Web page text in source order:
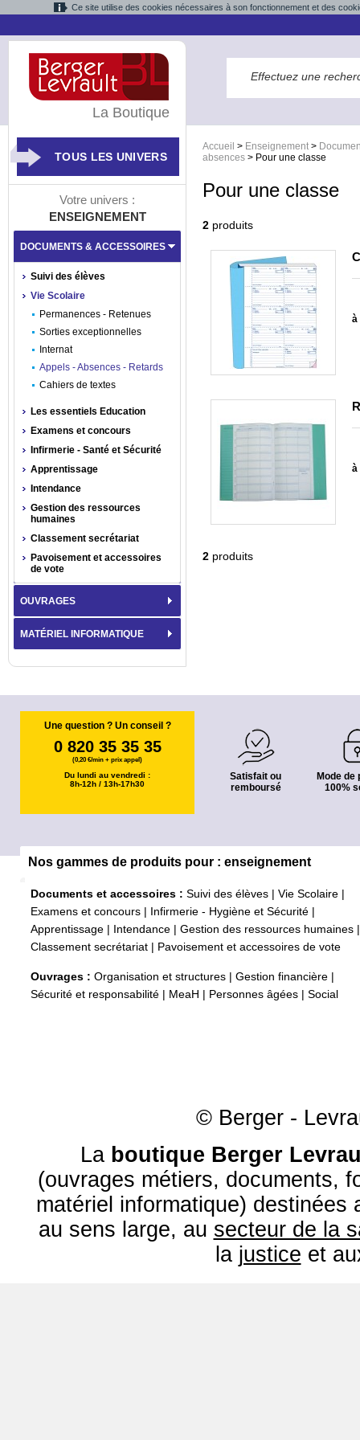
Ce site utilise des cookies nécessaires à son fonctionnement et des
Accueil > Enseignement >
absences > Pour une classe
Pour une classe
2 produits
à
à
2 produits
La Boutique
TOUS LES UNIVERS
Votre univers :
ENSEIGNEMENT
DOCUMENTS & ACCESSOIRES
Suivi des élèves
Vie Scolaire
Permanences - Retenues
Sorties exceptionnelles
Internat
Appels - Absences - Retards
Cahiers de textes
Les essentiels Education
Examens et concours
Infirmerie - Santé et Sécurité
Apprentissage
Intendance
Gestion des ressources
humaines
Classement secrétariat
Pavoisement et accessoires
de vote
OUVRAGES
MATÉRIEL INFORMATIQUE
Une question ? Un conseil ?
0 820 35 35 35
(0,20 €/min + prix appel)
Du lundi au vendredi :
8h-12h / 13h-17h30
Satisfait ou
remboursé
Mode de
100%
Nos gammes de produits pour : enseignement
Documents et accessoires : Suivi des élèves Vie Scolaire
Examens et concours
Infirmerie - Hygiène et Sécurité
Apprentissage
Intendance Gestion des ressources humaines
Classement secrétariat
Pavoisement et accessoires de vote
Ouvrages : Organisation et structures Gestion financière
Sécurité et responsabilité
MeaH Personnes âgées Social
© Berger -
La boutique Berger
(ouvrages métiers, documents,
matériel informatique) destinées
au sens large, au secteur de la
la justice et